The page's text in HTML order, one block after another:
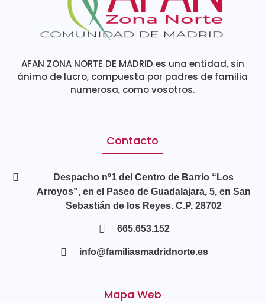
AFAN ZONA NORTE DE MADRID es una entidad, sin
ánimo de lucro, compuesta por padres de familia
numerosa, como vosotros.
Contacto
Despacho nº1 del Centro de Barrio “Los
Arroyos”, en el Paseo de Guadalajara, 5, en San
Sebastián de los Reyes. C.P. 28702
665.653.152
info@familiasmadridnorte.es
Mapa Web